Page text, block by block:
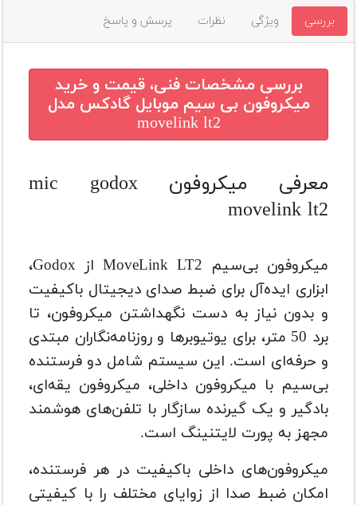
بررسی ویژگی نظرات پرسش و پاسخ
بررسی مشخصات فنی، قیمت و خرید
میکروفون بی سیم موبایل گادکس مدل
movelink lt2
معرفی میکروفون mic godox
movelink lt2
میکروفون بی‌سیم MoveLink LT2 از Godox،
ابزاری ایده‌آل برای ضبط صدای دیجیتال باکیفیت
و بدون نیاز به دست نگهداشتن میکروفون، تا
برد 50 متر، برای یوتیوبرها و روزنامه‌نگاران مبتدی
و حرفه‌ای است. این سیستم شامل دو فرستنده
بی‌سیم با میکروفون داخلی، میکروفون یقه‌ای،
بادگیر و یک گیرنده سازگار با تلفن‌های هوشمند
مجهز به پورت لایتنینگ است.
میکروفون‌های داخلی باکیفیت در هر فرستنده،
امکان ضبط صدا از زوایای مختلف را با کیفیتی